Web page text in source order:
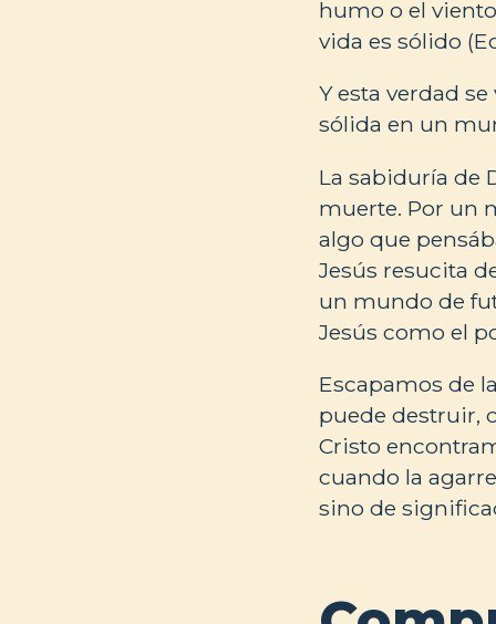
humo o el
vida es sólido
Y esta verdad
sólida en un
La sabiduría de
muerte. Por un
algo que
Jesús resucita
un mundo de
Jesús como el
Escapamos de
puede destruir,
Cristo
cuando la
sino de